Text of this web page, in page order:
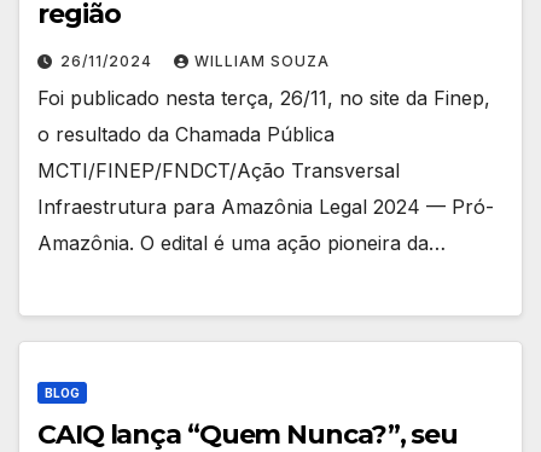
região
26/11/2024 WILLIAM SOUZA
Foi publicado nesta terça, 26/11, no site da Finep,
o resultado da Chamada Pública
MCTI/FINEP/FNDCT/Ação Transversal
Infraestrutura para Amazônia Legal 2024 — Pró-
Amazônia. O edital é uma ação pioneira da…
BLOG
CAIQ lança “Quem Nunca?”, seu